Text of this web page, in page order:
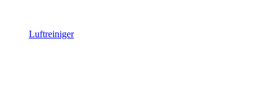
Luftreiniger